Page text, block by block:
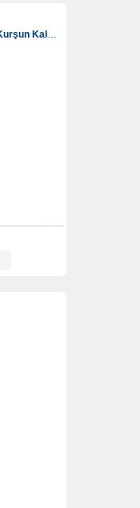
Yuvarlak Gövde Naturel Kırmızı Kurşun Kalem